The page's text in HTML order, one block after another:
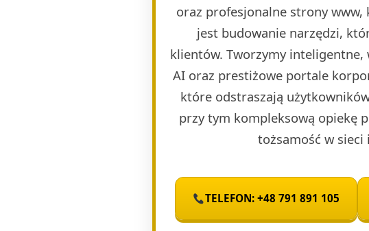
oraz profesjonalne strony www,
jest budowanie narzędzi,
klientów. Tworzymy inteligentne,
AI oraz prestiżowe portale
które odstraszają
przy tym kompleksową opiekę
tożsamość w
TELEFON: +48 791 891 105